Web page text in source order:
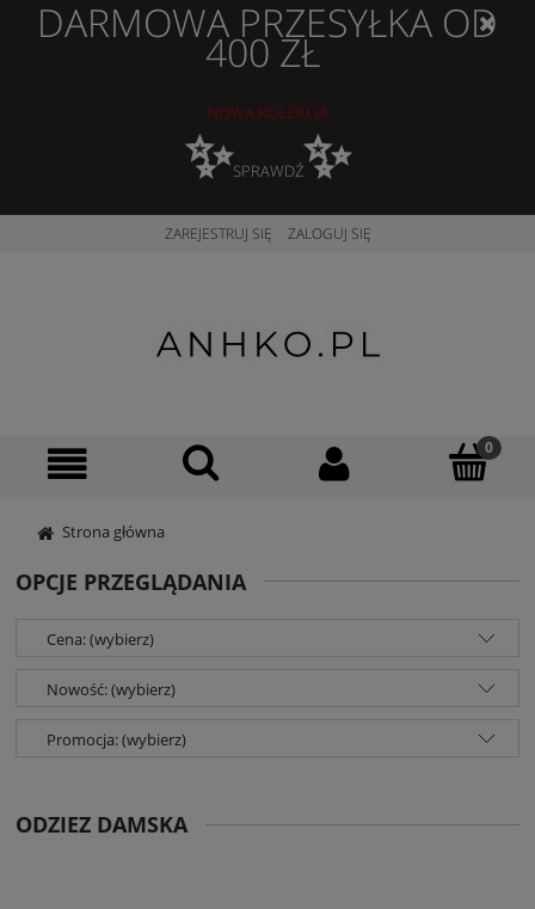
DARMOWA PRZESYŁKA OD
400 ZŁ
NOWA KOLEKCJA
✨SPRAWDŹ✨
ZAREJESTRUJ SIĘ ZALOGUJ SIĘ
Strona główna
OPCJE PRZEGLĄDANIA
Cena: (wybierz)
Nowość: (wybierz)
Promocja: (wybierz)
ODZIEZ DAMSKA